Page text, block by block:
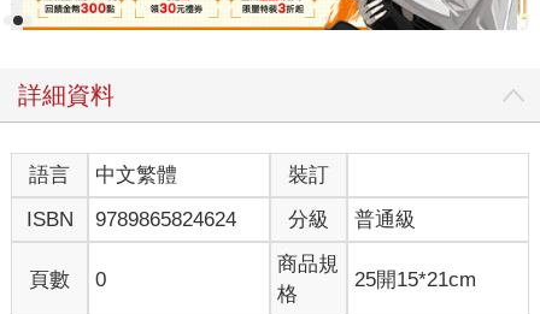
詳細資料
語言 中文繁體
裝訂
ISBN
9789865824624 分級 普通級
頁數 0
商品規
格
25開15*21cm